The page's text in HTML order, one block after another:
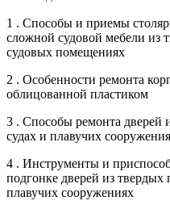
1 . Способы и приемы
сложной судовой мебели из
судовых помещениях
2 . Особенности ремонта
облицованной пластиком
3 . Способы ремонта дверей
судах и плавучих
4 . Инструменты и
подгонке дверей из твердых
плавучих сооружениях